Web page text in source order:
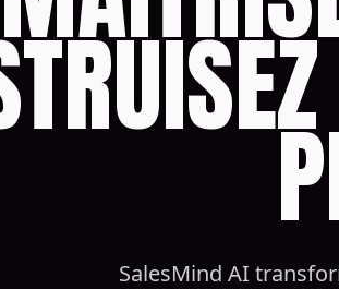
SalesMind AI